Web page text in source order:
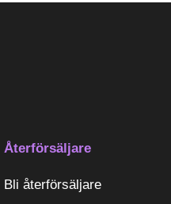
Återförsäljare
Bli återförsäljare